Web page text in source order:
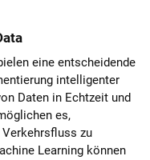
eine entscheidende
intelligenter
Daten in Echtzeit und
es,
zu
Learning können